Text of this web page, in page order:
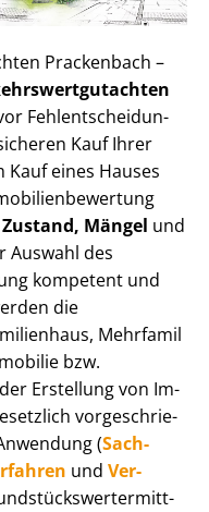
Prackenbach –
Fehl­ent­schei­dun­
Kauf Ihrer
Kauf eines Hauses
Mängel und
Auswahl des
kompetent und
die
Mehr­fa­mi­l
bzw.
Erstellung von Im­
vor­ge­schrie­
(Sach­
und Ver­